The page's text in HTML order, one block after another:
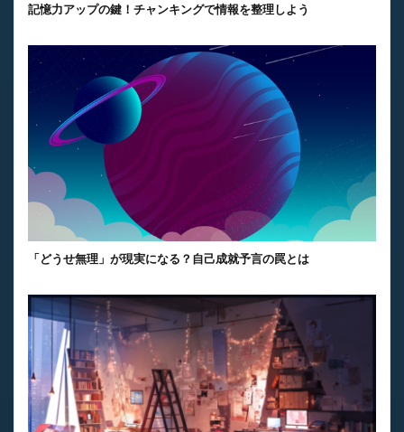
記憶力アップの鍵！チャンキングで情報を整理しよう
「どうせ無理」が現実になる？自己成就予言の罠とは